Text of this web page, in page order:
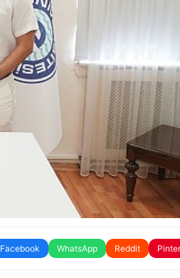
Facebook WhatsApp Reddit